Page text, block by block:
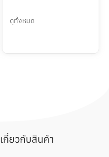
ดูทั้งหมด
กี่ยวกับสินค้า